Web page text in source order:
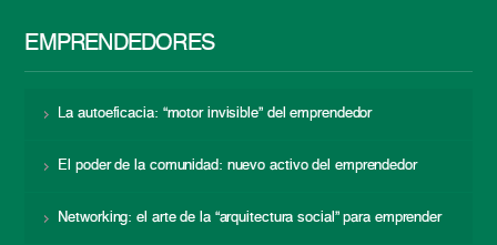
EMPRENDEDORES
La autoeficacia: “motor invisible” del emprendedor
El poder de la comunidad: nuevo activo del emprendedor
Networking: el arte de la “arquitectura social” para emprender